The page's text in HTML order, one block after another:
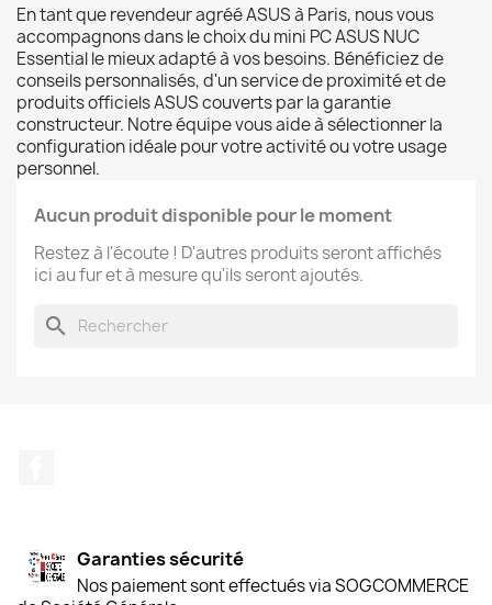
En tant que revendeur agréé ASUS à Paris, nous vous
accompagnons dans le choix du mini PC ASUS NUC
Essential le mieux adapté à vos besoins. Bénéficiez de
conseils personnalisés, d'un service de proximité et de
produits officiels ASUS couverts par la garantie
constructeur. Notre équipe vous aide à sélectionner la
configuration idéale pour votre activité ou votre usage
personnel.
Aucun produit disponible pour le moment
Restez à l'écoute ! D'autres produits seront affichés
ici au fur et à mesure qu'ils seront ajoutés.
search
Garanties sécurité
Nos paiement sont effectués via SOGCOMMERCE